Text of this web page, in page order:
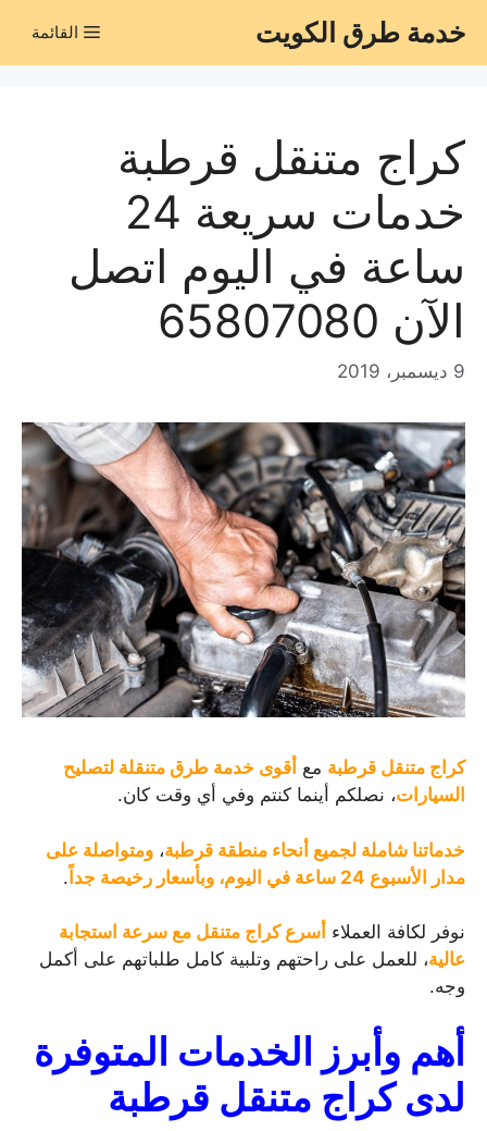
إلى
المحتوى
خدمة طرق الكويت القائمة
كراج متنقل قرطبة
خدمات سريعة 24
ساعة في اليوم اتصل
الآن 65807080
9 ديسمبر، 2019
كراج متنقل قرطبة مع أقوى خدمة طرق متنقلة لتصليح
السيارات، نصلكم أينما كنتم وفي أي وقت كان.
خدماتنا شاملة لجميع أنحاء منطقة قرطبة، ومتواصلة على
مدار الأسبوع 24 ساعة في اليوم، وبأسعار رخيصة جداً
.
نوفر لكافة العملاء أسرع كراج متنقل مع سرعة استجابة
عالية، للعمل على راحتهم وتلبية كامل طلباتهم على أكمل
وجه.
أهم وأبرز الخدمات المتوفرة
لدى كراج متنقل قرطبة